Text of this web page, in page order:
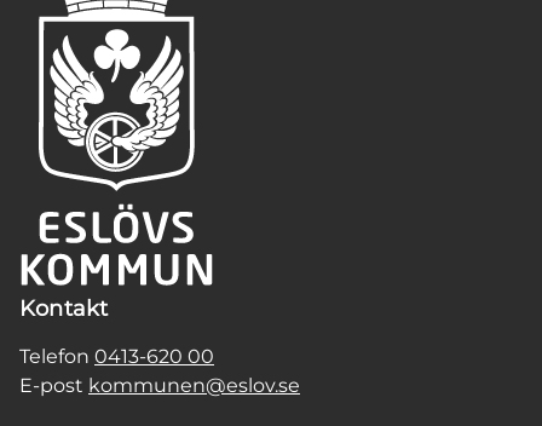
Kontakt
Telefon 0413-620 00
E-post kommunen@eslov.se